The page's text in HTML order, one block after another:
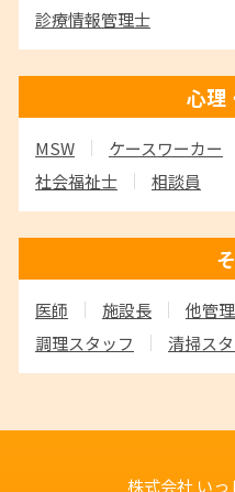
診療情報管理士
心理
MSW ケースワーカー
社会福祉士
相談員
医師 施設長 他管
調理スタッフ
清掃ス
株式会社 いっ